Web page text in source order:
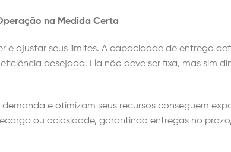
na Medida Certa
e ajustar seus limites. A capacidade de entrega
desejada. Ela não deve ser fixa, mas sim
e otimizam seus recursos conseguem
ou ociosidade, garantindo entregas no